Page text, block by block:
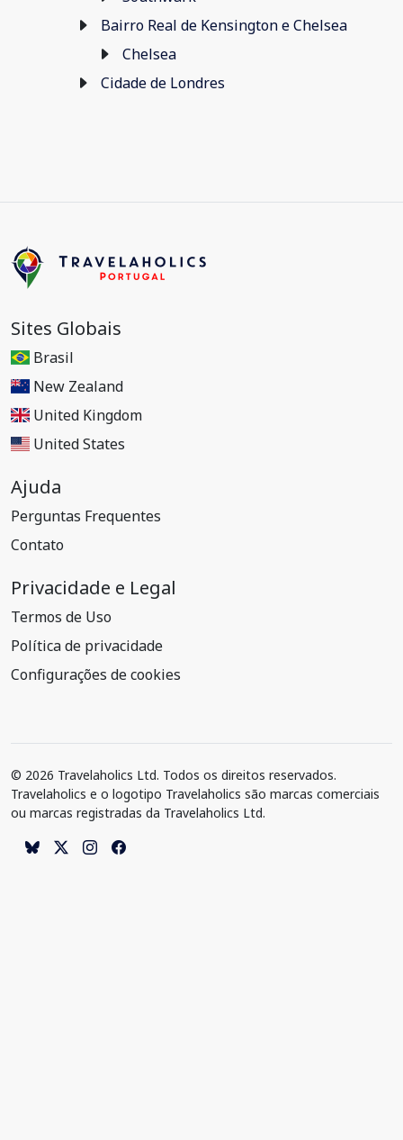
Bairro Real de Kensington e Chelsea
Chelsea
Cidade de Londres
Sites Globais
Brasil
New Zealand
United Kingdom
United States
Ajuda
Perguntas Frequentes
Contato
Privacidade e Legal
Termos de Uso
Política de privacidade
Configurações de cookies
© 2026 Travelaholics Ltd. Todos os direitos reservados.
Travelaholics e o logotipo Travelaholics são marcas comerciais
ou marcas registradas da Travelaholics Ltd.